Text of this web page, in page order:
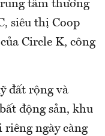
tâm thương
siêu thị Coop
Circle K, công
đất rộng và
động sản, khu
riêng ngày càng